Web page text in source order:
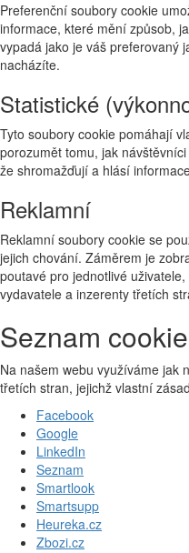
Preferenční soubory cookie
informace, které mění způsob,
vypadá jako je váš preferovaný
nacházíte.
Statistické
Tyto soubory cookie pomáhají
porozumět tomu, jak
že shromažďují a hlásí
Reklamní
Reklamní soubory cookie se
jejich chování. Záměrem je
poutavé pro jednotlivé
vydavatele a inzerenty třetích
Seznam
Na našem webu využíváme jak
třetích stran, jejichž vlastní
Facebook
Google
LinkedIn
Seznam
Smartlook
Smartsupp
Heureka.cz
Zbozi.cz